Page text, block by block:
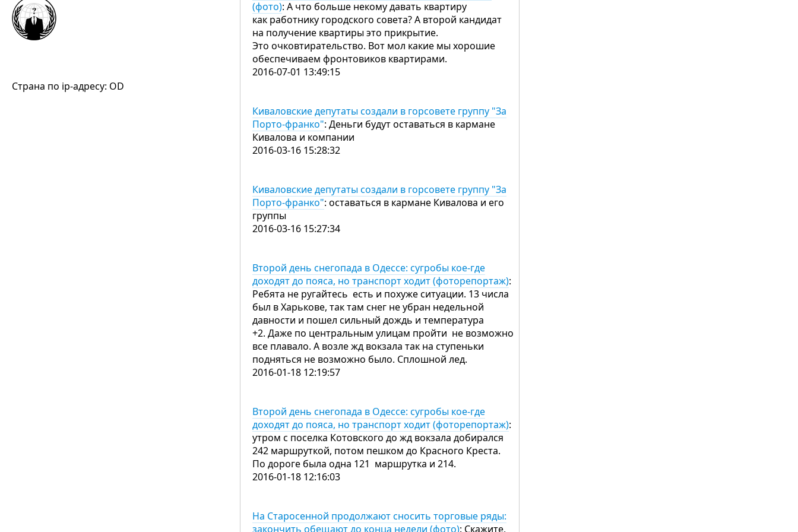
Страна по ip-адресу: OD
(фото): А что больше некому давать квартиру
как работнику городского совета? А второй кандидат
на получение квартиры это прикрытие.
Это очковтирательство. Вот мол какие мы хорошие
обеспечиваем фронтовиков квартирами.
2016-07-01 13:49:15
Киваловские депутаты создали в горсовете группу "За
Порто-франко": Деньги будут оставаться в кармане
Кивалова и компании
2016-03-16 15:28:32
Киваловские депутаты создали в горсовете группу "За
Порто-франко": оставаться в кармане Кивалова и его
группы
2016-03-16 15:27:34
Второй день снегопада в Одессе: сугробы кое-где
доходят до пояса, но транспорт ходит (фоторепортаж):
Ребята не ругайтесь есть и похуже ситуации. 13 числа
был в Харькове, так там снег не убран недельной
давности и пошел сильный дождь и температура
+2. Даже по центральным улицам пройти не возможно
все плавало. А возле жд вокзала так на ступеньки
подняться не возможно было. Сплошной лед.
2016-01-18 12:19:57
Второй день снегопада в Одессе: сугробы кое-где
доходят до пояса, но транспорт ходит (фоторепортаж):
утром с поселка Котовского до жд вокзала добирался
242 маршруткой, потом пешком до Красного Креста.
По дороге была одна 121 маршрутка и 214.
2016-01-18 12:16:03
На Старосенной продолжают сносить торговые ряды:
закончить обещают до конца недели (фото): Скажите,